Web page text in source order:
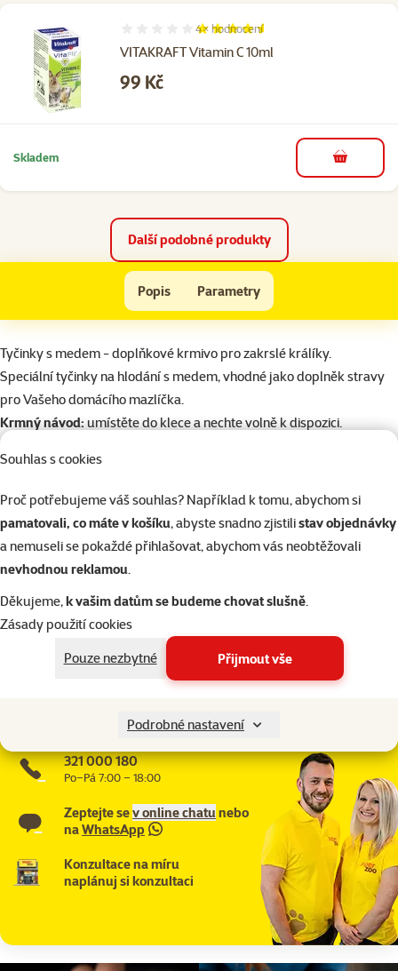
Souhlas s cookies
Proč potřebujeme váš souhlas? Například k tomu, abychom si
pamatovali, co máte v košíku, abyste snadno zjistilistav objednávky
a nemuseli se pokaždé přihlašovat, abychom vás neobtěžovali
nevhodnou reklamou.
Děkujeme,k vašim datům se budeme chovat slušně.
Zásady použití cookies
Pouze nezbytné
Přijmout vše
Podrobné nastavení
VITAKRAFT Vitamin C 10ml
Hodnocení 90%, počet hodnocení: 4
4× hodnocení
Cena
99 Kč
Skladem do košíku
Další podobné produkty
Kracker VITAKRAFT Rabbit Honey 2ks
Popis Parametry
Na začátek stránky
superzoo.product.detail.content
Tyčinky s medem - doplňkové krmivo pro zakrslé králíky.
Speciální tyčinky na hlodání s medem, vhodné jako doplněk stravy
pro Vašeho domácího mazlíčka.
Krmný návod:umístěte do klece a nechte volně k dispozici.
Složení:
látky.
Jakostní znaky:
proteiny 10,6%, vlhkost 13,9%, tuky 4,6%, hrubé
popeloviny 5,4%, vláknina 4,5%, vitamín A 2617 m.j./ kg, vitamín D3
323 m.j./ kg, vitamín E (alfatokoferol) 7,7 mg / kg.
Značka
Vitakraft
Katalogové číslo495-26535
Články a poradna
Náš tým Super zoo je tady pro vás
321 000 180
Po–Pá 7:00 – 18:00
Zeptejte sev online chatunebo
naWhatsApp
Konzultace na míru
naplánuj si konzultaci